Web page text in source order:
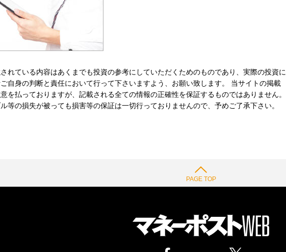
れている内容はあくまでも投資の参考にしていただくためのものであり、実際の投資に
自身の判断と責任において行って下さいますよう、お願い致します。 当サイトの掲載
を払っておりますが、記載される全ての情報の正確性を保証するものではありません。
等の損失が被っても損害等の保証は一切行っておりませんので、予めご了承下さい。
PAGE TOP